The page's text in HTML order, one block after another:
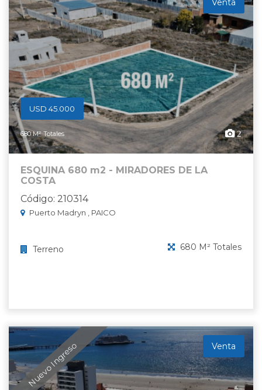
USD 45.000
680 M² Totales 2
ESQUINA 680 m2 - MIRADORES DE LA
COSTA
Código: 210314
Puerto Madryn , PAICO
Terreno 680 M² Totales
Nuevo Ingreso Venta